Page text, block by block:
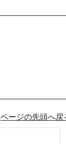
ページの先頭へ戻